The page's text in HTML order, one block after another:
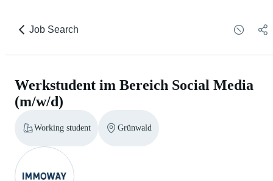
Job Search
Werkstudent im Bereich Social Media
(m/w/d)
Working student Grünwald